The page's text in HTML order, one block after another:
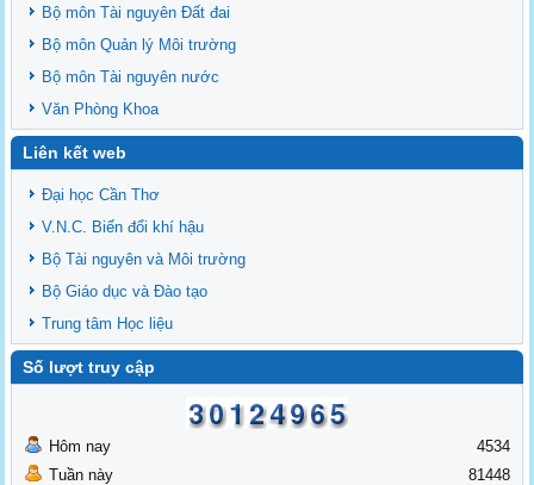
Bộ môn Tài nguyên Đất đai
Bộ môn Quản lý Môi trường
Bộ môn Tài nguyên nước
Văn Phòng Khoa
Liên kết web
Đại học Cần Thơ
V.N.C. Biến đổi khí hậu
Bộ Tài nguyên và Môi trường
Bộ Giáo dục và Đào tạo
Trung tâm Học liệu
Số lượt truy cập
Hôm nay
Tuần này
4534
81448